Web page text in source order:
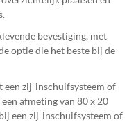
bevestiging, met
optie die het beste bij de
een zij-inschuifsysteem of
afmeting van 80 x 20
een zij-inschuifsysteem of